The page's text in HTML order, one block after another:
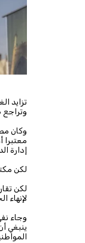
تزايد
وتراجع
وكان
إدارة
لكن
لكن
لإنهاء
وجاء
ينبغي